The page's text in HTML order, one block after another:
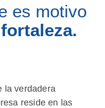
es motivo
la verdadera
reside en las